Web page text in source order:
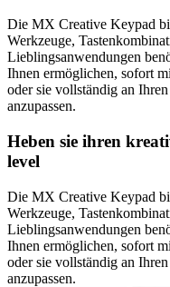
Die MX Creative Keypad
Werkzeuge,
Lieblingsanwendungen
Ihnen ermöglichen, sofort
oder sie vollständig an
anzupassen.
Heben sie ihren
level
Die MX Creative Keypad
Werkzeuge,
Lieblingsanwendungen
Ihnen ermöglichen, sofort
oder sie vollständig an
anzupassen.